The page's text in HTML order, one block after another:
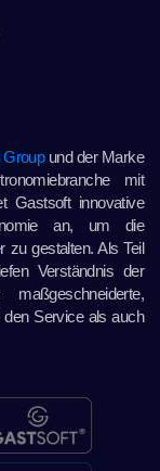
Groupund der Marke
mit
Gastsoft innovative
an, um die
zu gestalten. Als Teil
Verständnis der
den Service als auch